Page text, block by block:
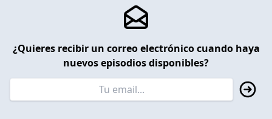
¿Quieres recibir un correo electrónico cuando haya
nuevos episodios disponibles?